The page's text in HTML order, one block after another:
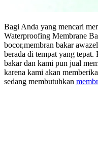
Bagi Anda yang mencari
Waterproofing Membrane
bocor,membran bakar
berada di tempat yang
bakar dan kami pun jual
karena kami akan
sedang membutuhkan